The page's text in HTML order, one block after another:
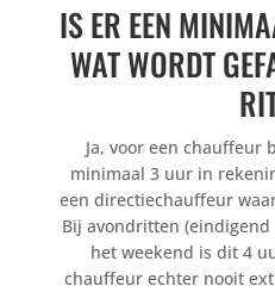
IS ER EEN
WAT WORDT
Ja, voor een chauffeur
minimaal 3 uur in
een directiechauffeur
Bij avondritten
het weekend is dit 4
chauffeur echter nooit